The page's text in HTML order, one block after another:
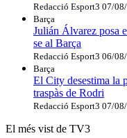
Redacció Esport3 07/
Barça
Julián Álvarez posa
se al Barça
Redacció Esport3 06/
Barça
El City desestima la
traspàs de Rodri
Redacció Esport3 07/
El més vist de TV3